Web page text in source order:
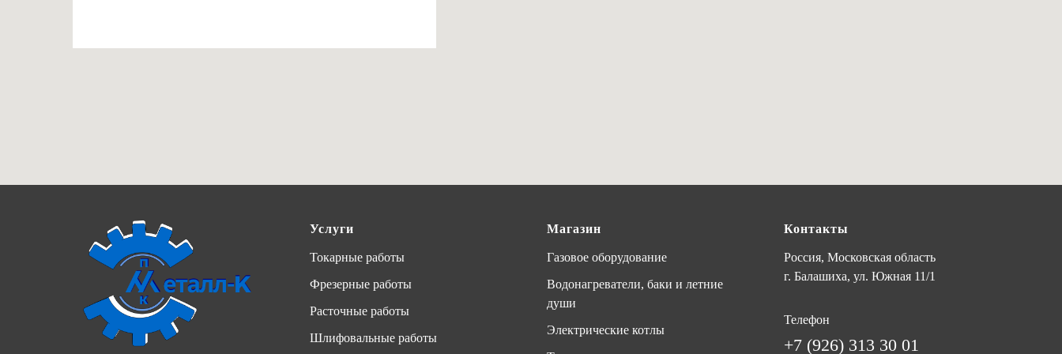
Услуги
Токарные работы
Фрезерные работы
Расточные работы
Шлифовальные работы
Магазин
Газовое оборудование
Водонагреватели, баки и летние
души
Электрические котлы
Контакты
Россия, Московская область
г. Балашиха, ул. Южная 11/1
Телефон
+7 (926) 313 30 01